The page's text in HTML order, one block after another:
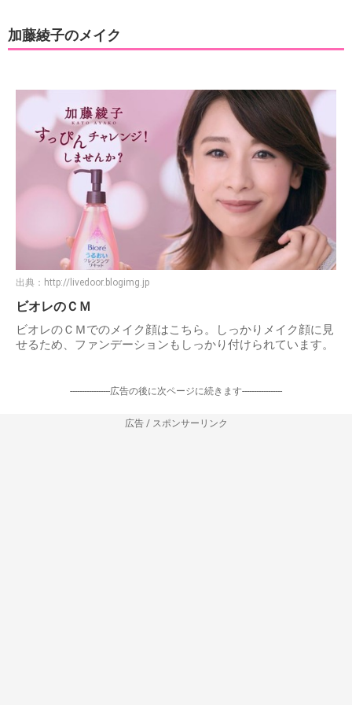
加藤綾子のメイク
出典： http://livedoor.blogimg.jp
ビオレのＣＭ
ビオレのＣＭでのメイク顔はこちら。しっかりメイク顔に見
せるため、ファンデーションもしっかり付けられています。
-----------------広告の後に次ページに続きます-----------------
広告 / スポンサーリンク